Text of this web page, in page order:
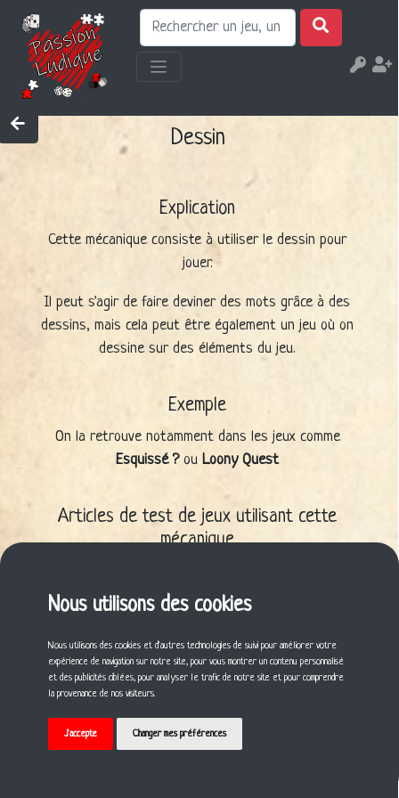
Nous utilisons des cookies
Nous utilisons des cookies et d'autres technologies de suivi pour améliorer votre
expérience de navigation sur notre site, pour vous montrer un contenu personnalisé
et des publicités ciblées, pour analyser le trafic de notre site et pour comprendre
la provenance de nos visiteurs.
J'accepte Changer mes préférences
Dessin
Explication
Cette mécanique consiste à utiliser le dessin pour
jouer.
Il peut s'agir de faire deviner des mots grâce à des
dessins, mais cela peut être également un jeu où on
dessine sur des éléments du jeu.
Exemple
On la retrouve notamment dans les jeux comme
Esquissé ?ou Loony Quest
Articles de test de jeux utilisant cette
mécanique